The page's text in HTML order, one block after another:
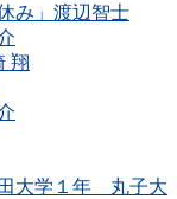
み」渡辺智士
翔
田大学１年 丸子大